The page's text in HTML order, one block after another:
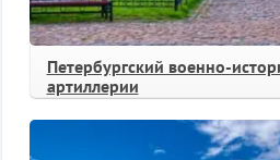
Петербургский военно-
артиллерии